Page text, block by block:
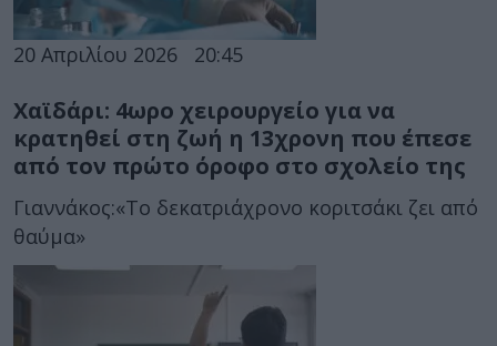
20 Απριλίου 2026 20:45
Χαϊδάρι: 4ωρο χειρουργείο για να
κρατηθεί στη ζωή η 13χρονη που έπεσε
από τον πρώτο όροφο στο σχολείο της
Γιαννάκος:«Το δεκατριάχρονο κοριτσάκι ζει από
θαύμα»